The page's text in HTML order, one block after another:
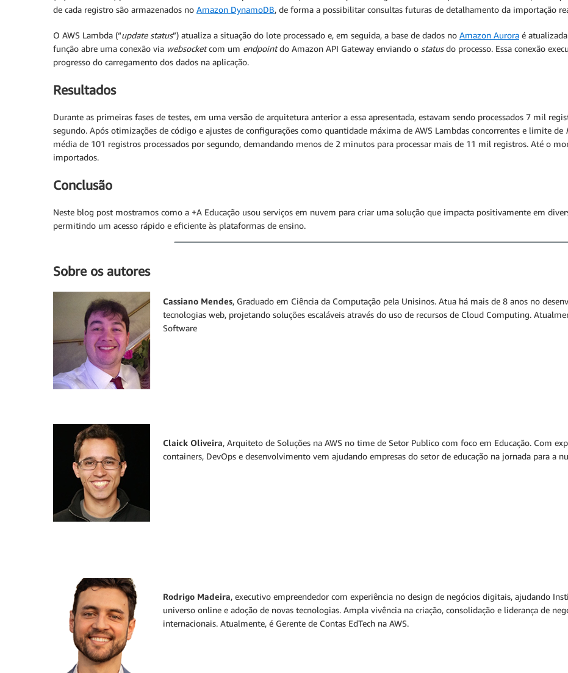
de cada registro são armazenados no Amazon DynamoDB, de forma a possibilitar consultas futuras de detalhamento da importação
O AWS Lambda (“update status”) atualiza a situação do lote processado e, em seguida, a base de dados no Amazon Aurora é
função abre uma conexão via websocketcom um endpointdo Amazon API Gateway enviando o statusdo processo. Essa conexão
progresso do carregamento dos dados na aplicação.
Resultados
Durante as primeiras fases de testes, em uma versão de arquitetura anterior a essa apresentada, estavam sendo processados 7 mil
segundo. Após otimizações de código e ajustes de configurações como quantidade máxima de AWS Lambdas concorrentes e limite de
média de 101 registros processados por segundo, demandando menos de 2 minutos para processar mais de 11 mil registros. Até o
importados.
Conclusão
Neste blog post mostramos como a +A Educação usou serviços em nuvem para criar uma solução que impacta positivamente em
permitindo um acesso rápido e eficiente às plataformas de ensino.
Sobre os autores
Cassiano Mendes, Graduado em Ciência da Computação pela Unisinos. Atua há mais de 8 anos no
tecnologias web, projetando soluções escaláveis através do uso de recursos de Cloud Computing.
Software
Claick Oliveira, Arquiteto de Soluções na AWS no time de Setor Publico com foco em Educação. Com
containers, DevOps e desenvolvimento vem ajudando empresas do setor de educação na jornada para a
Rodrigo Madeira, executivo empreendedor com experiência no design de negócios digitais, ajudando
universo online e adoção de novas tecnologias. Ampla vivência na criação, consolidação e liderança de
internacionais. Atualmente, é Gerente de Contas EdTech na AWS.